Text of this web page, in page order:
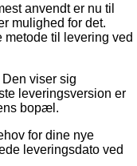
anvendt er nu til
mulighed for det.
til levering ved
viser sig
leveringsversion er
bopæl.
for dine nye
leveringsdato ved